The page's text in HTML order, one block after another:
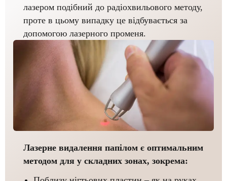
лазером подібний до радіохвильового методу,
проте в цьому випадку це відбувається за
допомогою лазерного променя.
Лазерне видалення папілом є оптимальним
методом для у складних зонах, зокрема: